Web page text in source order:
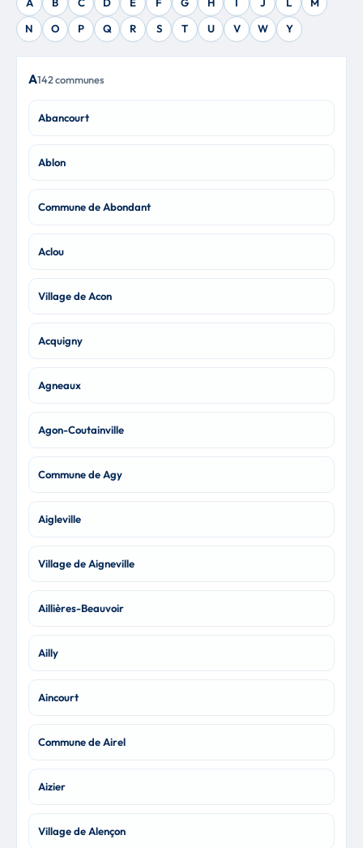
N
O P Q R S T U V W Y
A142 communes
Abancourt
Ablon
Commune de Abondant
Aclou
Village de Acon
Acquigny
Agneaux
Agon-Coutainville
Commune de Agy
Aigleville
Village de Aigneville
Aillières-Beauvoir
Ailly
Aincourt
Commune de Airel
Aizier
Village de Alençon